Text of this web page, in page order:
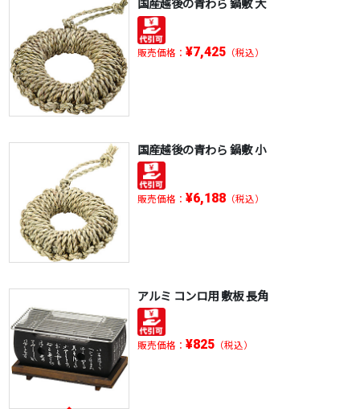
販売価格： ¥7,425（税込）
国産越後の青わら 鍋敷 小
販売価格： ¥6,188（税込）
アルミ コンロ用 敷板 長角
販売価格： ¥825（税込）